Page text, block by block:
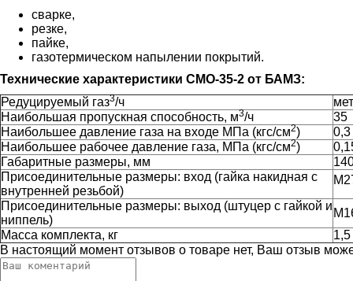
сварке,
резке,
пайке,
газотермическом напылении покрытий.
Технические характеристики СМО-35-2 от БАМЗ:
Редуцируемый газ3/ч
Наибольшая пропускная способность, м3/ч
35
Наибольшее давление газа на входе МПа (кгс/см2)
0,3
Наибольшее рабочее давление газа, МПа (кгс/см2)
Габаритные размеры, мм
Присоединительные размеры: вход (гайка накидная с
внутренней резьбой)
Присоединительные размеры: выход (штуцер с гайкой и
ниппель)
Масса комплекта, кг
1,5
В настоящий момент отзывов о товаре нет, Ваш отзыв